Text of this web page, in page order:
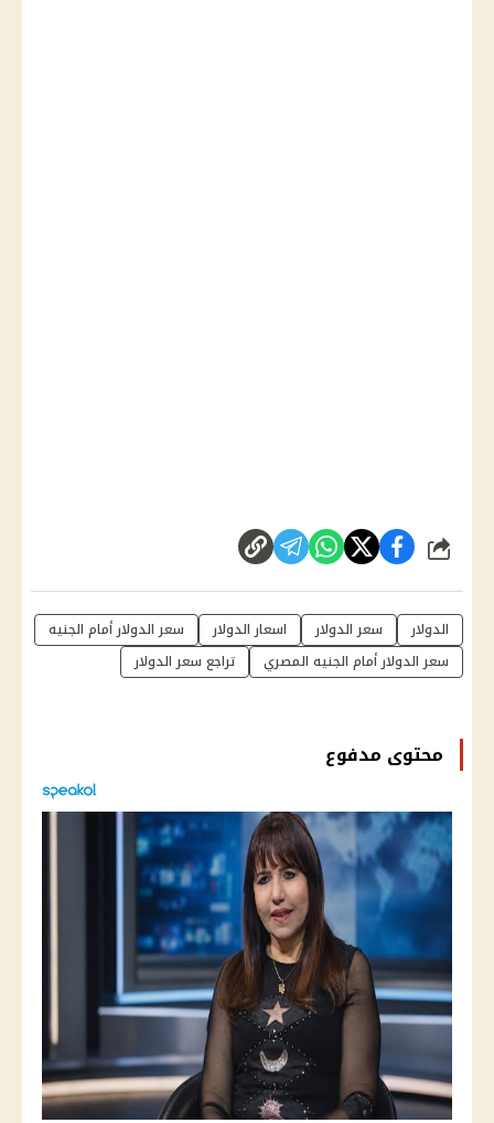
شارك
الدولار سعر الدولار اسعار الدولار
سعر الدولار أمام الجنيه
سعر الدولار أمام الجنيه المصري
تراجع سعر الدولار
محتوى مدفوع